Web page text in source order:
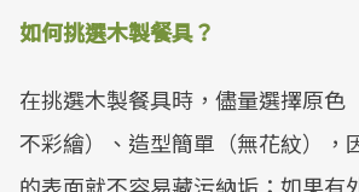
如何挑選木製餐具？
在挑選木製餐具時，儘量選擇原色
不彩繪）、造型簡單（無花紋），